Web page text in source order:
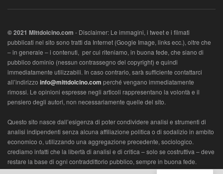
© 2021 MIttdolcino.com - Disclaimer: Le immagini, i tweet e i filmati
pubblicati nel sito sono tratti da Internet (Google Image, links ecc.), oltre che
– in generale – i contenuti, per cui riteniamo, in buona fede, che siano di
pubblico dominio (nessun contrassegno del copyright) e quindi
immediatamente utilizzabili. In caso contrario, sarà sufficiente contattarci
all’indirizzo info@mittdolcino.com perché vengano immediatamente
rimossi. Le opinioni espresse negli articoli rappresentano la volontà e il
pensiero degli autori, non necessariamente quelle del sito.
Questo sito nasce dall’esigenza di poter condividere analisi e strumenti di
analisi indipendenti senza alcuna affiliazione politica o di sodalizio in ambito
economico o, utilizzando una aggregazione precedente, sociologico.
crediamo infatti che la libertà di analisi e di critica – solo se costruttiva – deve
restare la base di ogni contraddittorio pubblico, sempre in buona fede.
L’ambito vuole essere economico, con lo scopo di di analizzare la società